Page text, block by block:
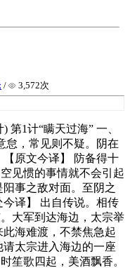
/ 3,572次
第1计“瞒天过海” 一、
怠，常见则不疑。阴在
原文今译】 防备得十
见惯的事情就不会引起
事之敌对面。至阴之
译】 出自传说。相传
大军到达海边，太宗举
海难渡，不禁焦急起
太宗进入海边的一座
笙歌四起，美酒飘香。